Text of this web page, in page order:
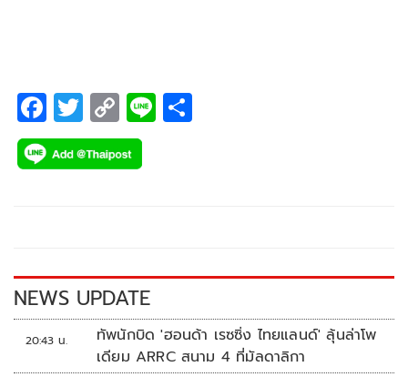
อย่าง วิน-เมธวิน โอภาสเอี่ยมขจร, ดิว-จิรวรรตน์ สุทธิวณิชศักดิ์,
ฮง LYKN (พิเชฐพงศ์ จิรเดชสกุลวงศ์) และ นินิว-คริสติน่า แซ่แต้
F
ac
e
k
T
wi
tt
C
o
p
k
Li
NEWS UPDATE
20:43 น.
ทัพนักบิด 'ฮอนด้า เรซซิ่ง ไทยแลนด์' ลุ้นล่าโพ
เดียม ARRC สนาม 4 ที่มัลดาลิกา